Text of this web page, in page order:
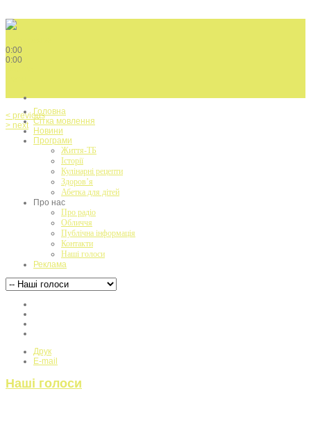
0:00
0:00
< previous
> next
Головна
Сітка мовлення
Новини
Програми
Життя-ТБ
Історії
Кулінарні рецепти
Здоров’я
Абетка для дітей
Про нас
Про радіо
Обличчя
Публічна інформація
Контакти
Наші голоси
Реклама
Друк
E-mail
Наші голоси